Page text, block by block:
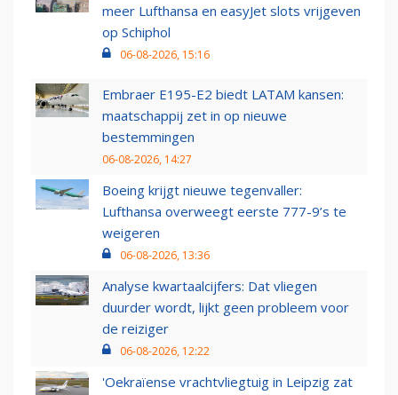
meer Lufthansa en easyJet slots vrijgeven
op Schiphol
06-08-2026, 15:16
Embraer E195-E2 biedt LATAM kansen:
maatschappij zet in op nieuwe
bestemmingen
06-08-2026, 14:27
Boeing krijgt nieuwe tegenvaller:
Lufthansa overweegt eerste 777-9’s te
weigeren
06-08-2026, 13:36
Analyse kwartaalcijfers: Dat vliegen
duurder wordt, lijkt geen probleem voor
de reiziger
06-08-2026, 12:22
'Oekraïense vrachtvliegtuig in Leipzig zat